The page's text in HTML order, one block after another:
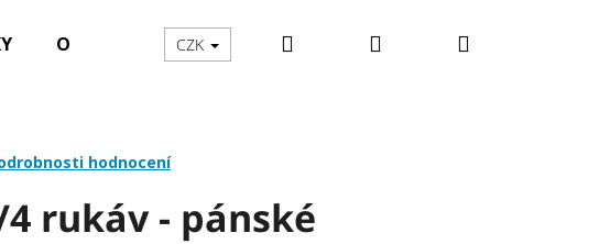
OBLEČENÍ PRO DĚTI O WOODBOARDS
CZK Hledat PřihlášeníNákupní
hodnocení
rukáv - pánské